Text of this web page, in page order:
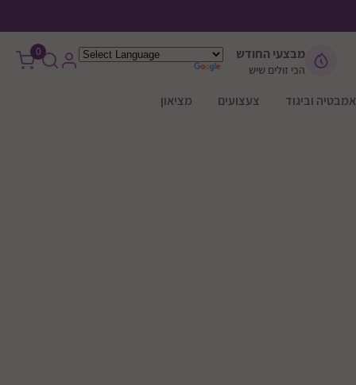
אמבטיה וביגוד צעצועים מציאון
מבצעי החודש
הכי זולים שיש
0